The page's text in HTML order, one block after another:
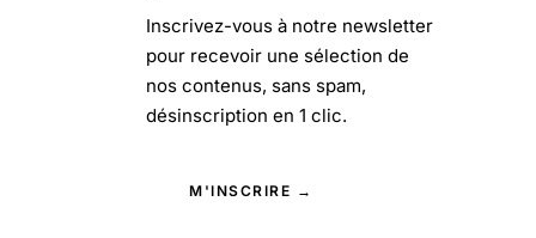
Inscrivez-vous à notre newsletter
pour recevoir une sélection de
nos contenus, sans spam,
désinscription en 1 clic.
M'INSCRIRE →